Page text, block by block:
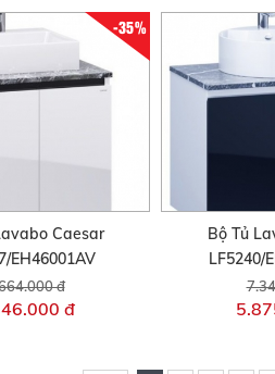
-35%
Caesar
EH46001AV
đ
đ
Bộ Tủ
LF5240/